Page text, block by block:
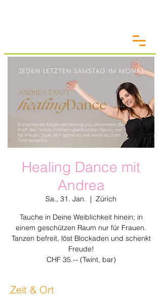
Healing Dance mit
Andrea
Sa., 31. Jan.
  |
Zürich
Tauche in Deine Weiblichkeit hinein; in
einem geschützen Raum nur für Frauen.
Tanzen befreit, löst Blockaden und schenkt
Freude!
CHF 35.-- (Twint, bar)
Zeit & Ort